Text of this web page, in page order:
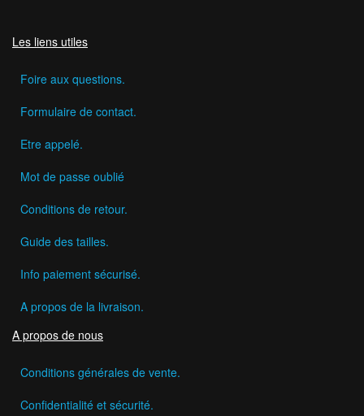
Les liens utiles
Foire aux questions.
Formulaire de contact.
Etre appelé.
Mot de passe oublié
Conditions de retour.
Guide des tailles.
Info paiement sécurisé.
A propos de la livraison.
A propos de nous
Conditions générales de vente.
Confidentialité et sécurité.